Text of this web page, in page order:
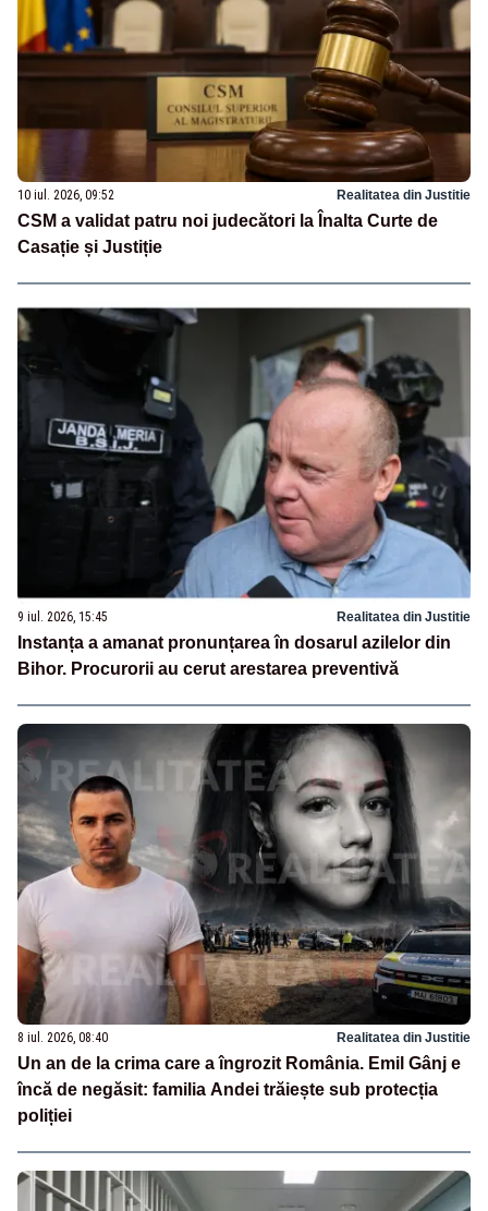
10 iul. 2026, 09:52 Realitatea din Justitie
CSM a validat patru noi judecători la Înalta Curte de
Casație și Justiție
9 iul. 2026, 15:45 Realitatea din Justitie
Instanța a amanat pronunțarea în dosarul azilelor din
Bihor. Procurorii au cerut arestarea preventivă
8 iul. 2026, 08:40 Realitatea din Justitie
Un an de la crima care a îngrozit România. Emil Gânj e
încă de negăsit: familia Andei trăiește sub protecția
poliției